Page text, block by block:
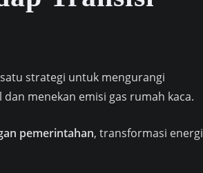
strategi untuk mengurangi
menekan emisi gas rumah kaca.
pemerintahan, transformasi energi